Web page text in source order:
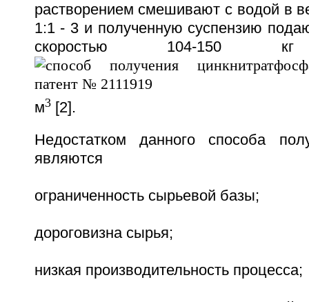
растворением смешивают с водой в
1:1 - 3 и полученную суспензию
скоростью 104-
м3[2].
Недостатком данного способа
являются
ограниченность сырьевой базы;
дороговизна сырья;
низкая производительность процесса;